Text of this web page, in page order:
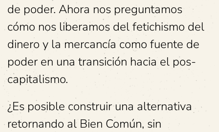
de poder. Ahora nos preguntamos
cómo nos liberamos del fetichismo del
dinero y la mercancía como fuente de
poder en una transición hacia el pos-
capitalismo.
¿Es posible construir una alternativa
retornando al Bien Común, sin